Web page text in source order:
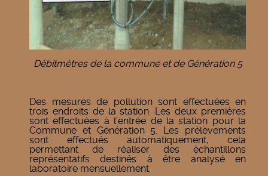
Débitmètres de la commune et de Génération 5
Des mesures de pollution sont effectuées en
trois endroits de la station. Les deux premières
sont effectuées à l’entrée de la station pour la
Commune et Génération 5. Les prélèvements
sont effectués automatiquement, cela
permettant de réaliser des échantillons
représentatifs destinés à être analysé en
laboratoire mensuellement.